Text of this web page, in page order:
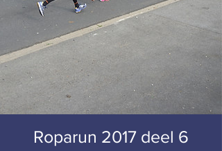
Roparun 2017 deel 6